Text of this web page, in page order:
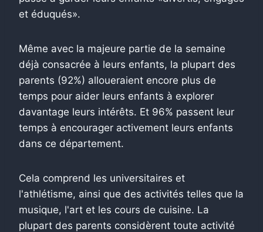
et éduqués».
Même avec la majeure partie de la semaine
déjà consacrée à leurs enfants, la plupart des
parents (92%) alloueraient encore plus de
temps pour aider leurs enfants à explorer
davantage leurs intérêts. Et 96% passent leur
temps à encourager activement leurs enfants
dans ce département.
Cela comprend les universitaires et
l'athlétisme, ainsi que des activités telles que la
musique, l'art et les cours de cuisine. La
plupart des parents considèrent toute activité